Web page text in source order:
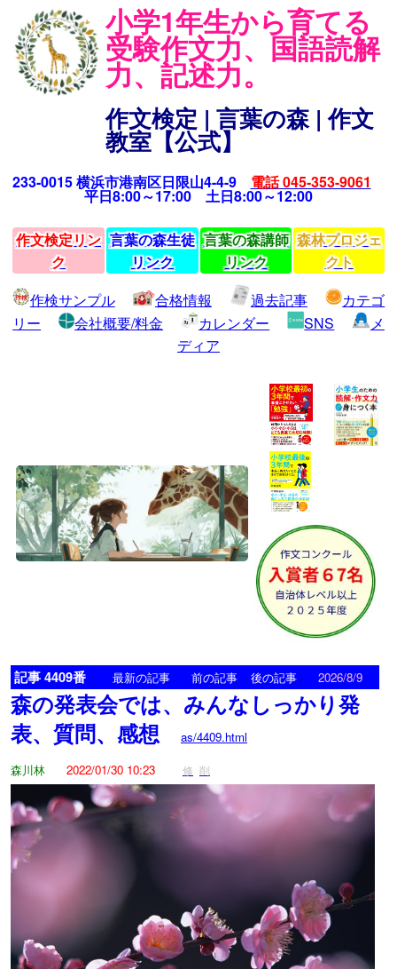
小学1年生から育てる
受験作文力、国語読解
力、記述力。
作文検定 | 言葉の森 | 作文
教室【公式】
233-0015 横浜市港南区日限山4-4-9 電話 045-353-9061
平日8:00～17:00 土日8:00～12:00
作文検定リン
ク
言葉の森生徒
リンク
言葉の森講師
リンク
森林プロジェ
クト
作検サンプル
合格情報 過去記事
カテゴ
リー
会社概要/料金 カレンダー SNS
メ
ディア
記事 4409番 最新の記事 前の記事 後の記事 2026/8/9
森の発表会では、みんなしっかり発
表、質問、感想
as/4409.html
森川林
2022/01/30 10:23 修 削